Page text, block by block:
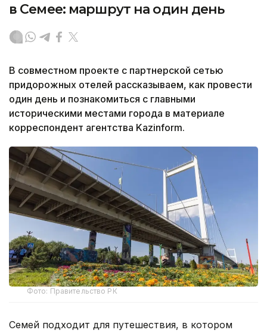
в Семее: маршрут на один день
В совместном проекте с партнерской сетью
придорожных отелей рассказываем, как провести
один день и познакомиться с главными
историческими местами города в материале
корреспондент агентства Kazinform.
Фото: Правительство РК
Семей подходит для путешествия, в котором